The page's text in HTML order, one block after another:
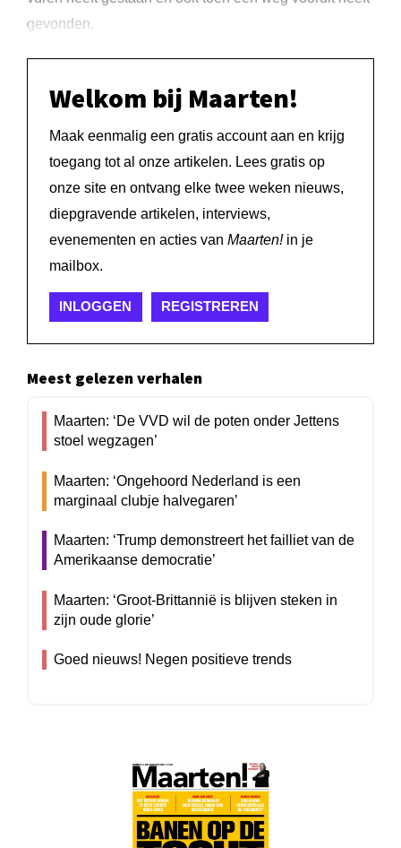
gevonden.
Welkom bij Maarten!
Maak eenmalig een gratis account aan en krijg
toegang tot al onze artikelen. Lees gratis op
onze site en ontvang elke twee weken nieuws,
diepgravende artikelen, interviews,
evenementen en acties van Maarten!in je
mailbox.
INLOGGEN REGISTREREN
Meest gelezen verhalen
Maarten: ‘De VVD wil de poten onder Jettens
stoel wegzagen’
Maarten: ‘Ongehoord Nederland is een
marginaal clubje halvegaren’
Maarten: ‘Trump demonstreert het failliet van de
Amerikaanse democratie’
Maarten: ‘Groot-Brittannië is blijven steken in
zijn oude glorie’
Goed nieuws! Negen positieve trends